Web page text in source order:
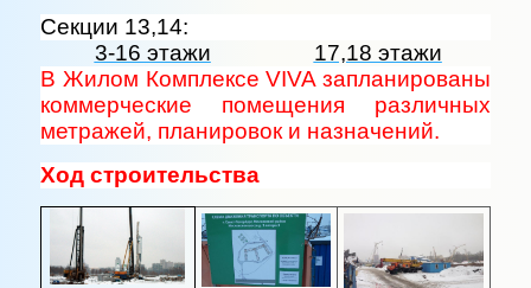
Секции 13,14:
3-16 этажи
17,18 этажи
В Жилом Комплексе VIVA запланированы
коммерческие помещения различных
метражей, планировок и назначений.
Ход строительства